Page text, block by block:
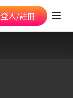
登入/註冊